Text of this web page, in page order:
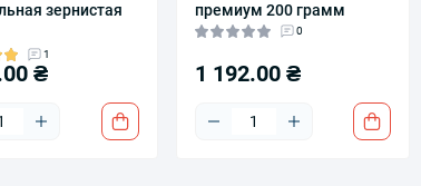
зернистая
1
₴
премиум 200 грамм
0
1 192.00 ₴